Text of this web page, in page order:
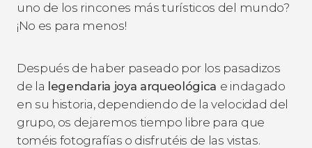
uno de los rincones más turísticos del mundo?
¡No es para menos!
Después de haber paseado por los pasadizos
de la legendaria joya arqueológica e indagado
en su historia, dependiendo de la velocidad del
grupo, os dejaremos tiempo libre para que
toméis fotografías o disfrutéis de las vistas.